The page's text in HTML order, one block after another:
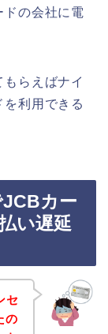
の会社に電
らえばナイ
を利用できる
カー
い遅延
セ
の